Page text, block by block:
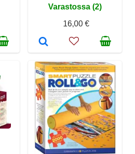
Varastossa (2)
16,00 €